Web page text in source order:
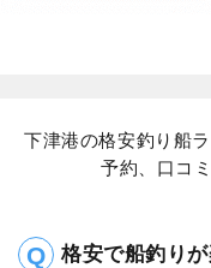
下津港の格安釣り船
予約、口コ
格安で船釣り